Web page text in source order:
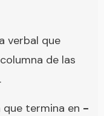
verbal que
de las
que termina en -